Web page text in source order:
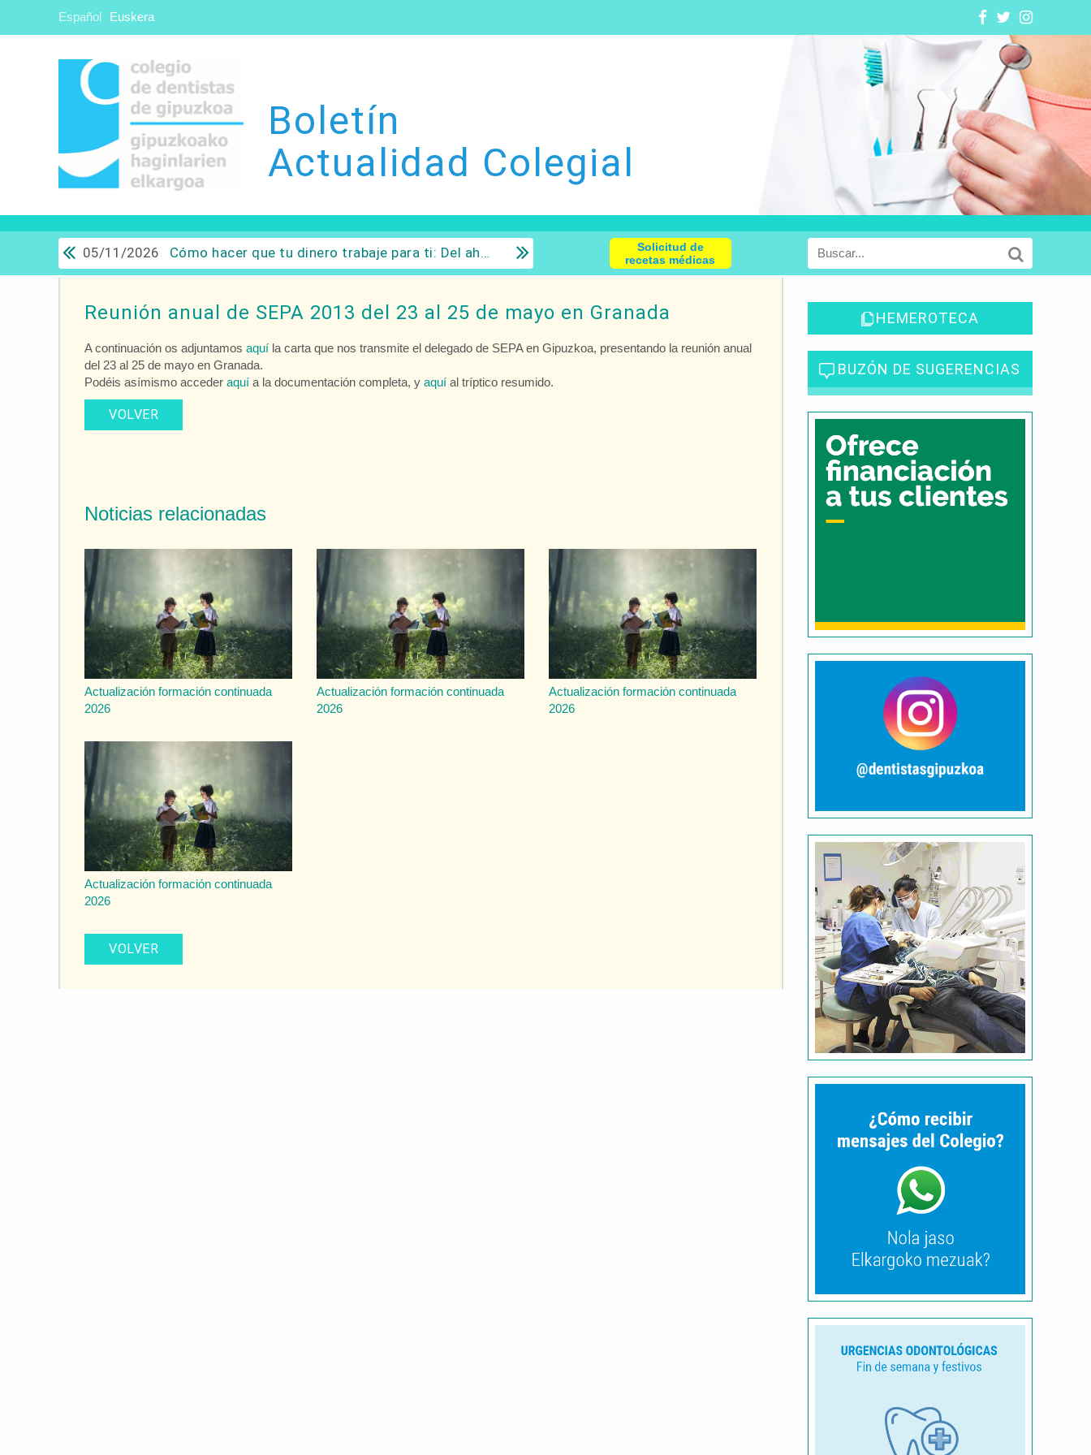
Español Euskera
Boletín
Actualidad Colegial
05/11/2026 Cómo hacer que tu dinero trabaje para ti: Del ahorro a la inversión con sentido común.
Solicitud de
recetas médicas
Reunión anual de SEPA 2013 del 23 al 25 de mayo en Granada
A continuación os adjuntamos aquí la carta que nos transmite el delegado de SEPA en Gipuzkoa, presentando la reunión anual
del 23 al 25 de mayo en Granada.
Podéis asímismo acceder aquí a la documentación completa, y aquí al tríptico resumido.
VOLVER
Noticias relacionadas
Actualización formación continuada
2026
Actualización formación continuada
2026
Actualización formación continuada
2026
Actualización formación continuada
2026
VOLVER
HEMEROTECA
BUZÓN DE SUGERENCIAS